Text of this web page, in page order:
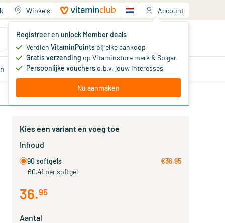
Winkels Account
Registreer en unlock Member deals
Verdien VitaminPoints bij elke aankoop
Gratis verzending op Vitaminstore merk & Solgar
Persoonlijke voucherso.b.v. jouw interesses
Nu aanmaken
Jouw winkelwagen
Je hebt nog geen producten
Aanbiedingen Memberdeals
Kies een variant en voeg toe
Inhoud
90 softgels
€0.41 per softgel
€36.95
36.95
Aantal